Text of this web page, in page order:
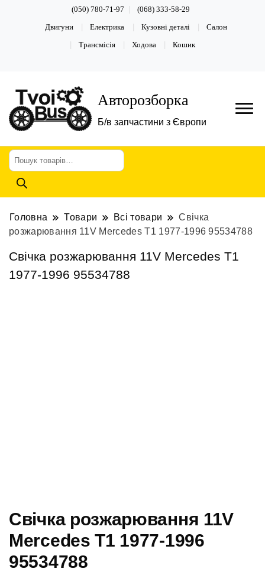
(050) 780-71-97 (068) 333-58-29
Двигуни Електрика Кузовні деталі Салон
Трансмісія Ходова Кошик
Авторозборка
Б/в запчастини з Європи
Пошук
товарів
Головна Товари Всі товари
Cвічка
розжарювання 11V Mercedes T1 1977-1996 95534788
Cвічка розжарювання 11V Mercedes T1
1977-1996 95534788
Cвічка розжарювання 11V
Mercedes T1 1977-1996
95534788